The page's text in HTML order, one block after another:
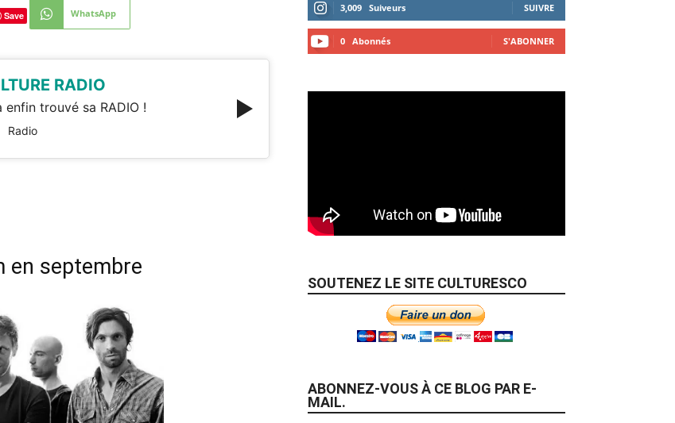
Save WhatsApp
RADIO
enfin trouvé sa RADIO !
Radio
en septembre
3,009 Suiveurs SUIVRE
0 Abonnés S'ABONNER
SOUTENEZ LE SITE CULTURESCO
ABONNEZ-VOUS À CE BLOG PAR E-
MAIL.